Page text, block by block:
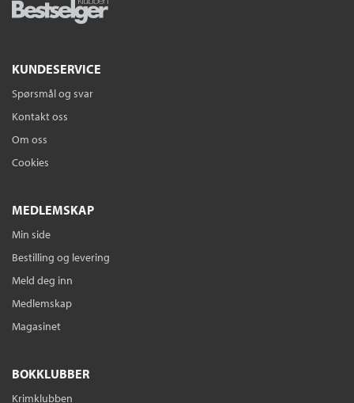
KUNDESERVICE
Spørsmål og svar
Kontakt oss
Om oss
Cookies
MEDLEMSKAP
Min side
Bestilling og levering
Meld deg inn
Medlemskap
Magasinet
BOKKLUBBER
Krimklubben